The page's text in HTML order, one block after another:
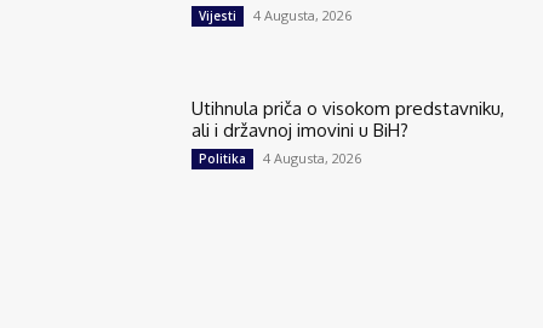
Vijesti 4 Augusta, 2026
Utihnula priča o visokom predstavniku,
ali i državnoj imovini u BiH?
Politika 4 Augusta, 2026